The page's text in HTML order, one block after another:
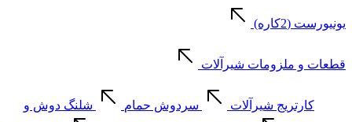
یونیورست (2کاره)
قطعات و ملزومات شیرآلات
کارتریج شیرآلات سردوش حمام شلنگ دوش و